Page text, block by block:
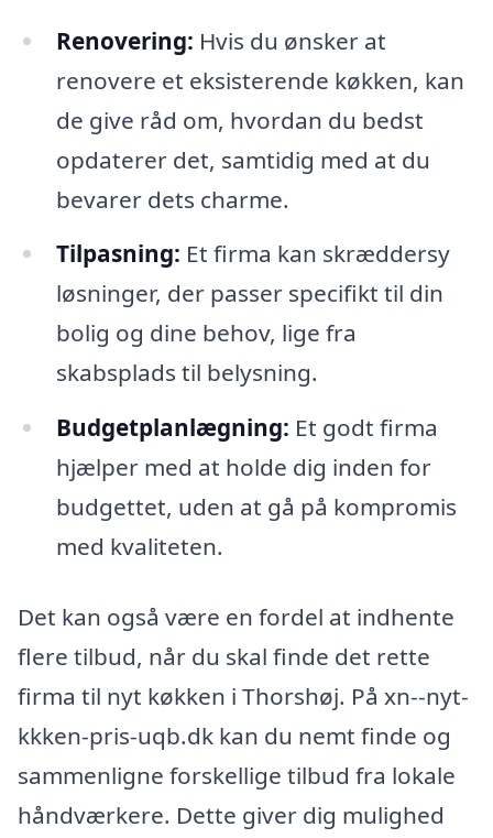
Renovering: Hvis du ønsker at
renovere et eksisterende køkken, kan
de give råd om, hvordan du bedst
opdaterer det, samtidig med at du
bevarer dets charme.
Tilpasning: Et firma kan skræddersy
løsninger, der passer specifikt til din
bolig og dine behov, lige fra
skabsplads til belysning.
Budgetplanlægning: Et godt firma
hjælper med at holde dig inden for
budgettet, uden at gå på kompromis
med kvaliteten.
Det kan også være en fordel at indhente
flere tilbud, når du skal finde det rette
firma til nyt køkken i Thorshøj. På xn--nyt-
kkken-pris-uqb.dk kan du nemt finde og
sammenligne forskellige tilbud fra lokale
håndværkere. Dette giver dig mulighed